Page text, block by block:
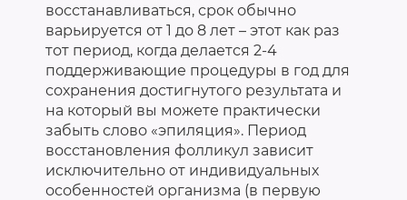
восстанавливаться, срок обычно
варьируется от 1 до 8 лет – этот как раз
тот период, когда делается 2-4
поддерживающие процедуры в год для
сохранения достигнутого результата и
на который вы можете практически
забыть слово «эпиляция». Период
восстановления фолликул зависит
исключительно от индивидуальных
особенностей организма (в первую